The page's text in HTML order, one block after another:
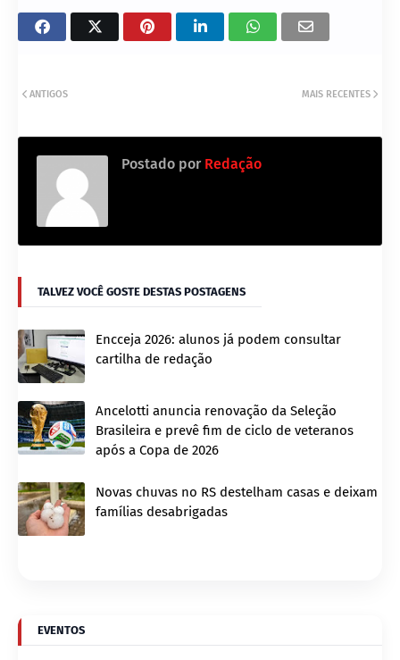
MAIS RECENTES
ANTIGOS
Postado por Redação
TALVEZ VOCÊ GOSTE DESTAS POSTAGENS
Encceja 2026: alunos já podem consultar
cartilha de redação
Ancelotti anuncia renovação da Seleção
Brasileira e prevê fim de ciclo de veteranos
após a Copa de 2026
Novas chuvas no RS destelham casas e deixam
famílias desabrigadas
EVENTOS